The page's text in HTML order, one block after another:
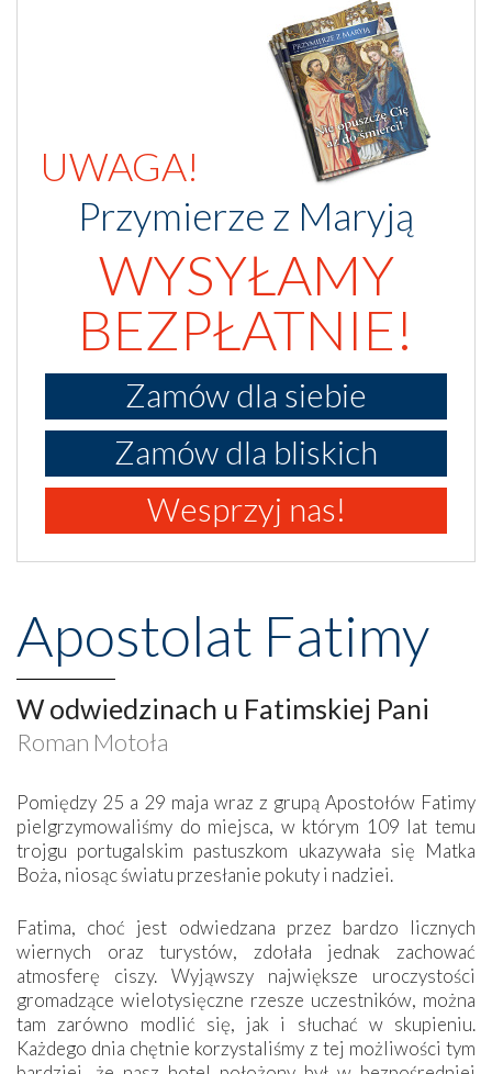
UWAGA!
Przymierze z Maryją
WYSYŁAMY
BEZPŁATNIE!
Zamów dla siebie
Zamów dla bliskich
Wesprzyj nas!
Apostolat Fatimy
W odwiedzinach u Fatimskiej Pani
Roman Motoła
Pomiędzy 25 a 29 maja wraz z grupą Apostołów Fatimy
pielgrzymowaliśmy do miejsca, w którym 109 lat temu
trojgu portugalskim pastuszkom ukazywała się Matka
Boża, niosąc światu przesłanie pokuty i nadziei.
Fatima, choć jest odwiedzana przez bardzo licznych
wiernych oraz turystów, zdołała jednak zachować
atmosferę ciszy. Wyjąwszy największe uroczystości
gromadzące wielotysięczne rzesze uczestników, można
tam zarówno modlić się, jak i słuchać w skupieniu.
Każdego dnia chętnie korzystaliśmy z tej możliwości tym